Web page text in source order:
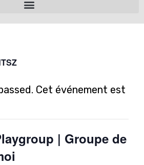
Cet événement est
| Groupe de